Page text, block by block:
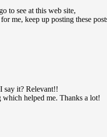
to see at this web site,
me, keep up posting these
it? Relevant!!
helped me. Thanks a lot!